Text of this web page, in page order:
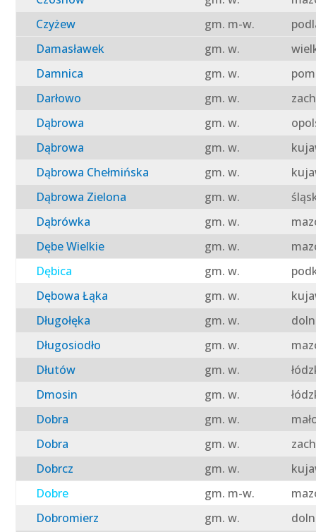
Czyżew
gm. m-w.
Damasławek
gm. w.
Damnica
gm. w.
Darłowo
gm. w.
Dąbrowa
gm. w.
Dąbrowa
gm. w.
Dąbrowa Chełmińska
gm. w.
Dąbrowa Zielona
gm. w.
Dąbrówka
gm. w.
Dębe Wielkie
gm. w.
Dębica
gm. w.
Dębowa Łąka
gm. w.
Długołęka
gm. w.
Długosiodło
gm. w.
Dłutów
gm. w.
Dmosin
gm. w.
Dobra
gm. w.
Dobra
gm. w.
Dobrcz
gm. w.
Dobre
gm. m-w.
Dobromierz
gm. w.